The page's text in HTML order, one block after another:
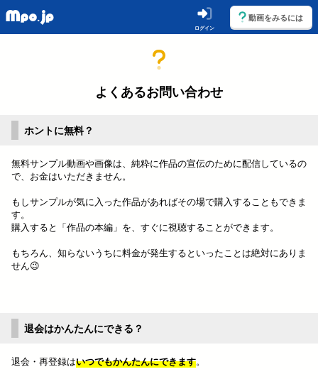
ログイン
動画をみるには
よくあるお問い合わせ
ホントに無料？
無料サンプル動画や画像は、純粋に作品の宣伝のために配信しているの
で、お金はいただきません。
もしサンプルが気に入った作品があればその場で購入することもできま
す。
購入すると「作品の本編」を、すぐに視聴することができます。
もちろん、知らないうちに料金が発生するといったことは絶対にありま
せん😉
退会はかんたんにできる？
退会・再登録はいつでもかんたんにできます。